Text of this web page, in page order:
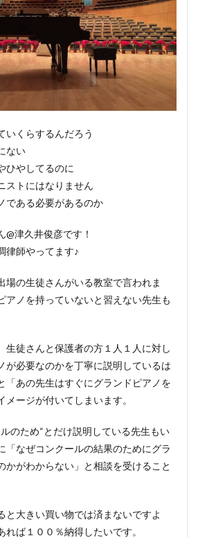
いくらするんだろう
ない
ひやしてるのに
ストにはなりません
である必要があるのか
@津久井俊彦です！
律師やってます♪
場の生徒さんがいる教室で言われま
アノを持っていないと習えない先生も
生徒さんと保護者の方１人１人に対し
が必要なのかを丁寧に説明しているは
「あの先生はすぐにグランドピアノを
ージが付いてしまいます。
のため“とだけ説明している先生もい
「なぜコンクールの結果のためにグラ
かがわからない」と相談を受けること
と大きい買い物では済まないですよ
れば１００％納得したいです。